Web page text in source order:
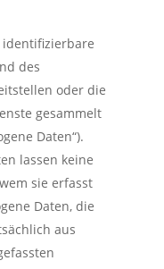
des
oder die
gesammelt
Daten“).
lassen keine
sie erfasst
Daten, die
aus